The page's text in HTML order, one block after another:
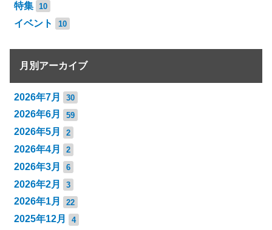
特集 10
イベント 10
月別アーカイブ
2026年7月 30
2026年6月 59
2026年5月 2
2026年4月 2
2026年3月 6
2026年2月 3
2026年1月 22
2025年12月 4